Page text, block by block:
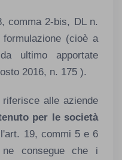
comma 2-bis, DL n.
formulazione (cioè a
ultimo apportate
2016, n. 175 ).
alle aziende
per le società
19, commi 5 e 6
consegue che i